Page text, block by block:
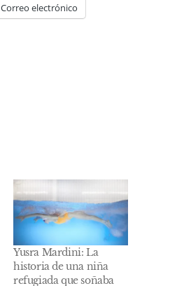
Correo electrónico
Yusra Mardini: La
historia de una niña
refugiada que soñaba